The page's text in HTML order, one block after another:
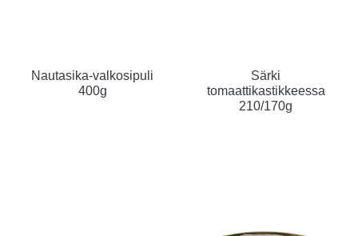
Nautasika-valkosipuli
400g
Särki
tomaattikastikkeessa
210/170g